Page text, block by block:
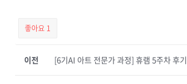
좋아요 1
이전 [6기AI 아트 전문가 과정] 휴램 5주차 후기